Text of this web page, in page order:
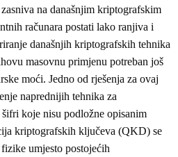
na današnjim kriptografskim
računara postati lako ranjiva i
današnjih kriptografskih tehnika
masovnu primjenu potreban još
moći. Jedno od rješenja za ovaj
naprednijih tehnika za
koje nisu podložne opisanim
kriptografskih ključeva (QKD) se
umjesto postojećih